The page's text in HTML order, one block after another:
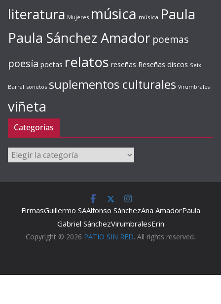
literatura Mujeres música música Paula
Paula Sánchez Amador poemas
poesía poetas relatos reseñas Reseñas discos Seix
Barral sonetos suplementos culturales Virumbrales
viñeta
Categorías
Categorías
FirmasGuillermo SAAlfonso SánchezAna AmadorPaula
Gabriel SánchezVirumbralesErin
Copyright © 2026 PATIO SIN RED. All rights reserved.